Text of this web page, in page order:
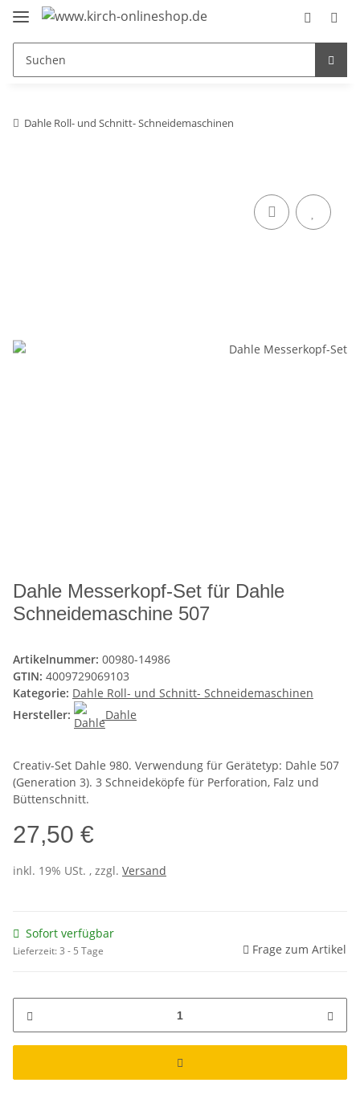
Dahle Roll- und Schnitt- Schneidemaschinen
Dahle Messerkopf-Set für Dahle
Schneidemaschine 507
Artikelnummer: 00980-14986
GTIN: 4009729069103
Kategorie: Dahle Roll- und Schnitt- Schneidemaschinen
Hersteller:
Dahle
Creativ-Set Dahle 980. Verwendung für Gerätetyp: Dahle 507
(Generation 3). 3 Schneideköpfe für Perforation, Falz und
Büttenschnitt.
27,50 €
inkl. 19% USt. , zzgl. Versand
Sofort verfügbar
Lieferzeit:3 - 5 Tage Frage zum Artikel